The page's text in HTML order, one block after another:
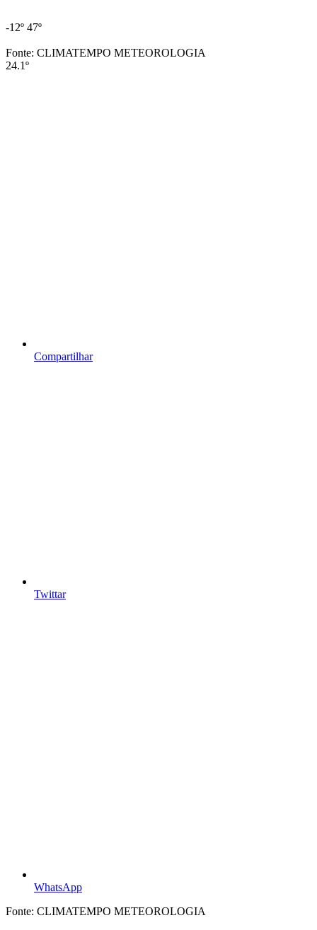
-12º 47º
Fonte: CLIMATEMPO METEOROLOGIA
24.1º
Compartilhar
Twittar
WhatsApp
Fonte: CLIMATEMPO METEOROLOGIA